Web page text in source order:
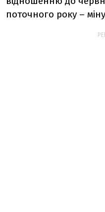
поточного року –